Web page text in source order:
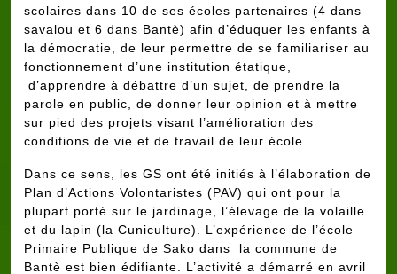
scolaires dans 10 de ses écoles partenaires (4 dans
savalou et 6 dans Bantè) afin d’éduquer les enfants à
la démocratie, de leur permettre de se familiariser au
fonctionnement d’une institution étatique,
d’apprendre à débattre d’un sujet, de prendre la
parole en public, de donner leur opinion et à mettre
sur pied des projets visant l’amélioration des
conditions de vie et de travail de leur école.
Dans ce sens, les GS ont été initiés à l’élaboration de
Plan d’Actions Volontaristes (PAV) qui ont pour la
plupart porté sur le jardinage, l’élevage de la volaille
et du lapin (la Cuniculture). L’expérience de l’école
Primaire Publique de Sako dans la commune de
Bantè est bien édifiante. L’activité a démarré en avril